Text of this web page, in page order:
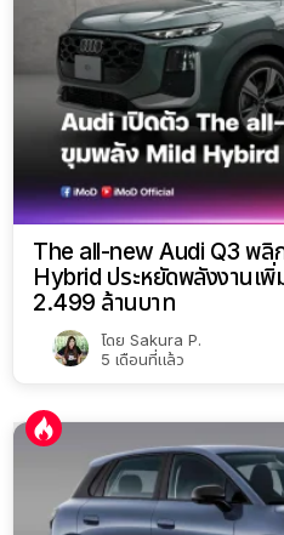
The all-new Audi Q3 พลิ
Hybrid ประหยัดพลังงานเ
2.499 ล้านบาท
โดย Sakura P.
5 เดือนที่แล้ว